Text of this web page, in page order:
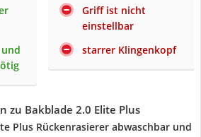
Griff ist nicht
einstellbar
starrer Klingenkopf
zu Bakblade 2.0 Elite Plus
Plus Rückenrasierer abwaschbar und